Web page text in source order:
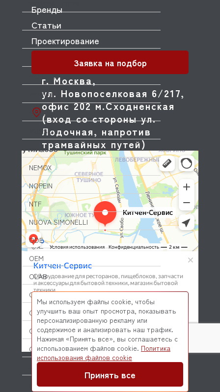
MONO
MONOLITH
MORELLO FORNI
MORETTI
MORICE
MULLER
MUSSO
MVQ
NEMOX
NOPEIN
NTF
NUOVA SIMONELLI
ODE
OEM
OLAB
OLIS
OLYMPIA
OMNIWASH
ORVED
OZTIRYAKILER
P.L. Proff Cuisine
г. Москва,
ул. Новопоселковая 6/217,
офис 202 м.Сходненская
(вход со стороны ул.
Лодочная, напротив
трамвайных путей)
Бренды
Статьи
Проектирование
Заявка на подбор
© 2026 Kitchen-Service.com Интернет-магазин запчастей
и оборудования профессиональной кухни
Мы используем файлы cookie, чтобы
улучшить ваш опыт просмотра, показывать
персонализированную рекламу или
содержимое и анализировать наш трафик.
Нажимая «Принять все», вы соглашаетесь с
использованием файлов cookie. Политика
использования файлов cookie
Принять все